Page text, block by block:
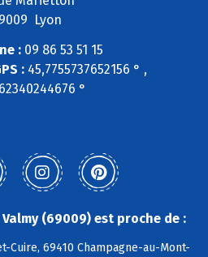
Lyon
: 09 86 53 51 15
:45,7755737652156 ° ,
°
(69009) est proche de :
Cuire, 69410 Champagne-au-Mont-